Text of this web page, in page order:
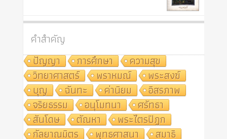
คำสำคัญ
ปัญญา
การศึกษา
ความสุข
วิทยาศาสตร์
พราหมณ์
พระสงฆ์
บุญ
ฉันทะ ค่านิยม
อิสรภาพ
จริยธรรม
อนุโมทนา
ศรัทธา
สันโดษ
ตัณหา
พระไตรปิฎก
กัลยาณมิตร
พุทธศาสนา สมาธิ